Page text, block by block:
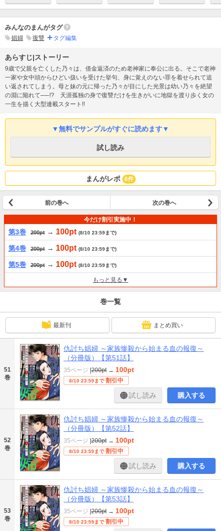
みんなのまんがタグ
娼婦 復讐 タグ編集
あらすじ|ストーリー
9歳で父親を亡くした乃々は、借金返済のため老神家に奉公に出る。そこで老神
一家や女中頭からひどい扱いを受けた挙句、身に覚えのない罪を着せられて追
い返されてしまう。母と妹の元に帰った乃々が目にした光景は幼い乃々を絶望
の淵に陥れて──!? 天涯孤独の身で復讐だけを生きがいに地獄を渡り歩く女の
一生を描く大型連載スタート!!
▼無料でサンプルがすぐに読めます▼
試し読み
まんがレポ 8件
前の巻へ 次の巻へ
今だけ割引実施中！
第3巻 200pt → 100pt (8/10 23:59まで)
第4巻 200pt → 100pt (8/10 23:59まで)
第5巻 200pt → 100pt (8/10 23:59まで)
もっと見る▼
巻一覧
最新刊 まとめ買い
51
巻
仇討ち娼婦 ～家族惨殺から始まる血の報復～
（分冊版）【第51話】
35ページ 200pt → 100pt
8/10 23:59まで 割引中
試し読み 購入する
52
巻
仇討ち娼婦 ～家族惨殺から始まる血の報復～
（分冊版）【第52話】
35ページ 200pt → 100pt
8/10 23:59まで 割引中
試し読み 購入する
53
巻
仇討ち娼婦 ～家族惨殺から始まる血の報復～
（分冊版）【第53話】
35ページ 200pt → 100pt
8/10 23:59まで 割引中